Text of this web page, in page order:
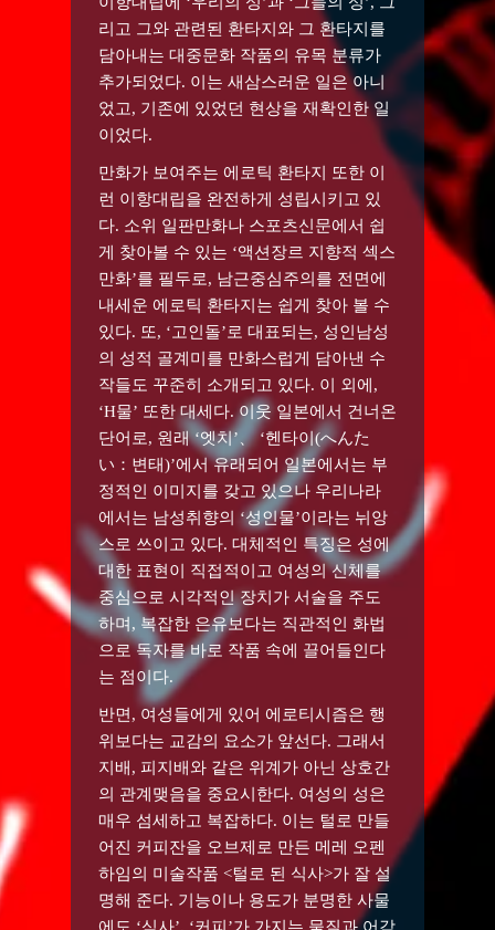
리고 그와 관련된 환타지와 그 환타지를
담아내는 대중문화 작품의 유목 분류가
추가되었다. 이는 새삼스러운 일은 아니
었고, 기존에 있었던 현상을 재확인한 일
이었다.
만화가 보여주는 에로틱 환타지 또한 이
런 이항대립을 완전하게 성립시키고 있
다. 소위 일판만화나 스포츠신문에서 쉽
게 찾아볼 수 있는 ‘액션장르 지향적 섹스
만화’를 필두로, 남근중심주의를 전면에
내세운 에로틱 환타지는 쉽게 찾아 볼 수
있다. 또, ‘고인돌’로 대표되는, 성인남성
의 성적 골계미를 만화스럽게 담아낸 수
작들도 꾸준히 소개되고 있다. 이 외에,
‘H물’ 또한 대세다. 이웃 일본에서 건너온
단어로, 원래 ‘엣치’、 ‘헨타이(へんた
い：변태)’에서 유래되어 일본에서는 부
정적인 이미지를 갖고 있으나 우리나라
에서는 남성취향의 ‘성인물’이라는 뉘앙
스로 쓰이고 있다. 대체적인 특징은 성에
대한 표현이 직접적이고 여성의 신체를
중심으로 시각적인 장치가 서술을 주도
하며, 복잡한 은유보다는 직관적인 화법
으로 독자를 바로 작품 속에 끌어들인다
는 점이다.
반면, 여성들에게 있어 에로티시즘은 행
위보다는 교감의 요소가 앞선다. 그래서
지배, 피지배와 같은 위계가 아닌 상호간
의 관계맺음을 중요시한다. 여성의 성은
매우 섬세하고 복잡하다. 이는 털로 만들
어진 커피잔을 오브제로 만든 메레 오펜
하임의 미술작품 <털로 된 식사>가 잘 설
명해 준다. 기능이나 용도가 분명한 사물
에도 ‘식사’, ‘커피’가 가지는 물질과 어감